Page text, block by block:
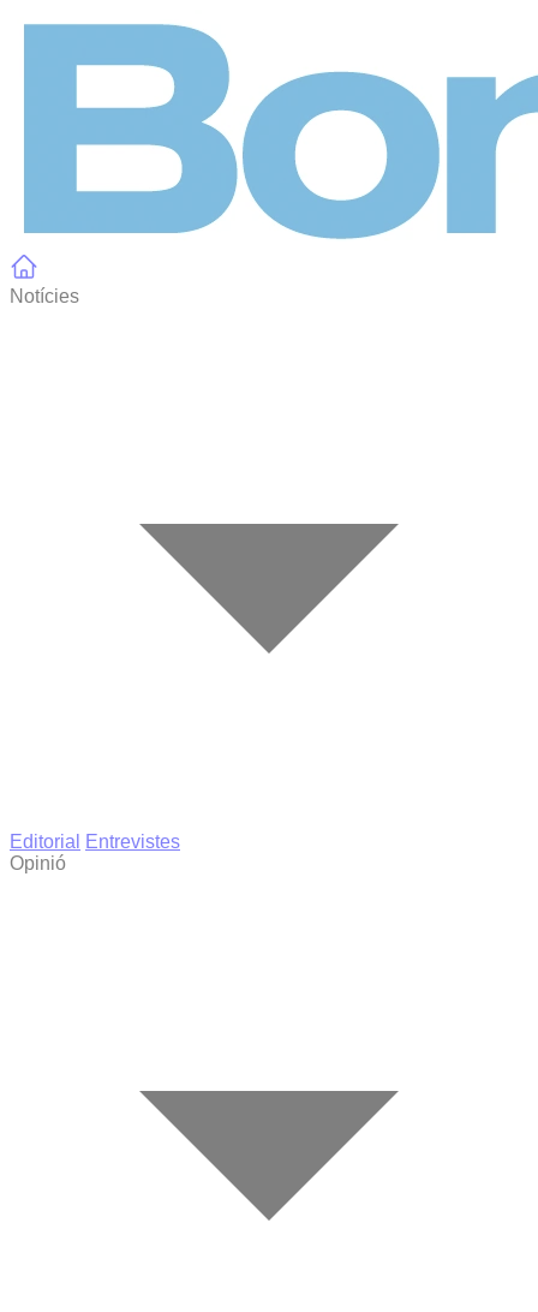
Notícies
Editorial
Entrevistes
Opinió